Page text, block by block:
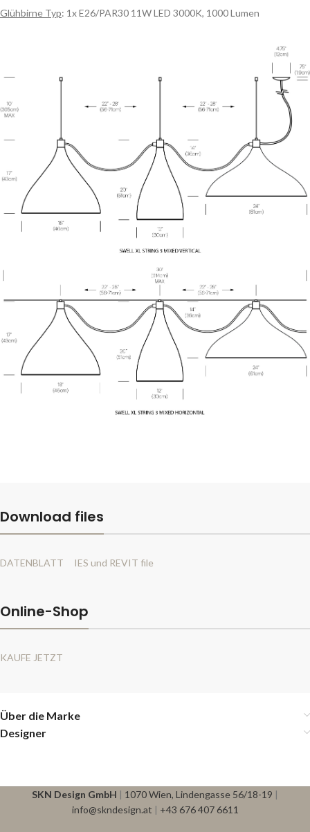
Glühbirne Typ: 1x E26/PAR30 11W LED 3000K, 1000 Lumen
Download files
DATENBLATT IES und REVIT file
Online-Shop
KAUFE JETZT
Über die Marke
Designer
SKN Design GmbH | 1070 Wien, Lindengasse 56/18-19 |
info@skndesign.at | +43 676 407 6611